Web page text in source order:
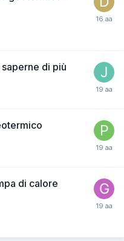
di più
di calore